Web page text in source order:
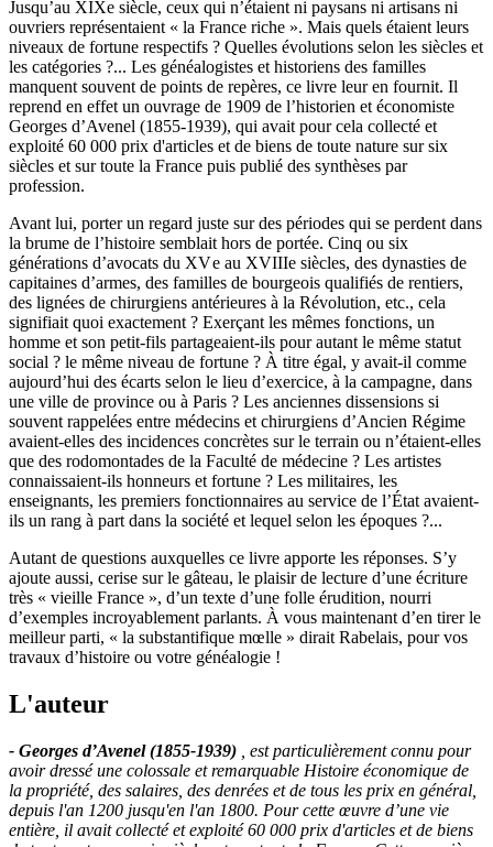
Jusqu’au XIXe siècle, ceux qui n’étaient ni paysans ni artisans ni
ouvriers représentaient « la France riche ». Mais quels étaient leurs
niveaux de fortune respectifs ? Quelles évolutions selon les siècles et
les catégories ?... Les généalogistes et historiens des familles
manquent souvent de points de repères, ce livre leur en fournit. Il
reprend en effet un ouvrage de 1909 de l’historien et économiste
Georges d’Avenel (1855-1939), qui avait pour cela collecté et
exploité 60 000 prix d'articles et de biens de toute nature sur six
siècles et sur toute la France puis publié des synthèses par
profession.
Avant lui, porter un regard juste sur des périodes qui se perdent dans
la brume de l’histoire semblait hors de portée. Cinq ou six
générations d’avocats du XV e au XVIIIe siècles, des dynasties de
capitaines d’armes, des familles de bourgeois qualifiés de rentiers,
des lignées de chirurgiens antérieures à la Révolution, etc., cela
signifiait quoi exactement ? Exerçant les mêmes fonctions, un
homme et son petit-fils partageaient-ils pour autant le même statut
social ? le même niveau de fortune ? À titre égal, y avait-il comme
aujourd’hui des écarts selon le lieu d’exercice, à la campagne, dans
une ville de province ou à Paris ? Les anciennes dissensions si
souvent rappelées entre médecins et chirurgiens d’Ancien Régime
avaient-elles des incidences concrètes sur le terrain ou n’étaient-elles
que des rodomontades de la Faculté de médecine ? Les artistes
connaissaient-ils honneurs et fortune ? Les militaires, les
enseignants, les premiers fonctionnaires au service de l’État avaient-
ils un rang à part dans la société et lequel selon les époques ?...
Autant de questions auxquelles ce livre apporte les réponses. S’y
ajoute aussi, cerise sur le gâteau, le plaisir de lecture d’une écriture
très « vieille France », d’un texte d’une folle érudition, nourri
d’exemples incroyablement parlants. À vous maintenant d’en tirer le
meilleur parti, « la substantifique mœlle » dirait Rabelais, pour vos
travaux d’histoire ou votre généalogie !
L'auteur
- Georges d’Avenel (1855-1939)
, est particulièrement connu pour
avoir dressé une colossale et remarquable Histoire économique de
la propriété, des salaires, des denrées et de tous les prix en général,
depuis l'an 1200 jusqu'en l'an 1800. Pour cette œuvre d’une vie
entière, il avait collecté et exploité 60 000 prix d'articles et de biens